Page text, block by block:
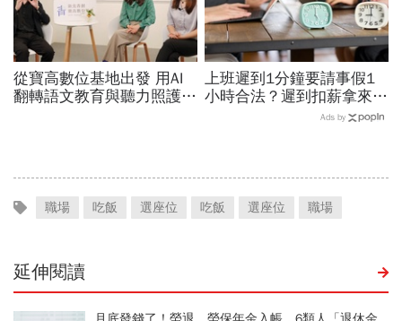
從寶高數位基地出發 用AI
翻轉語文教育與聽力照護，
上班遲到1分鐘要請事假1
小時合法？遲到扣薪拿來聚
餐就OK？法院認證了…遲
Ads by
職場 吃飯 選座位 吃飯 選座位 職場
延伸閱讀